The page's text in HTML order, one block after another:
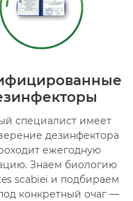
специалист имеет
дезинфектора
ежегодную
Знаем биологию
scabiei и подбираем
конкретный очаг —